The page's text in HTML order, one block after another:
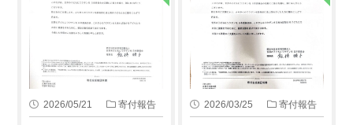
2026/05/21 寄付報告 2026/03/25 寄付報告